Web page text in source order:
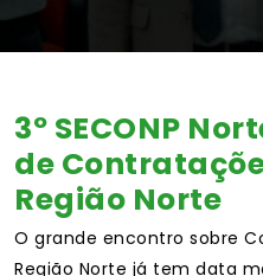
3º SECONP
de
Região Norte
O grande encontro sobre
Região Norte já tem data